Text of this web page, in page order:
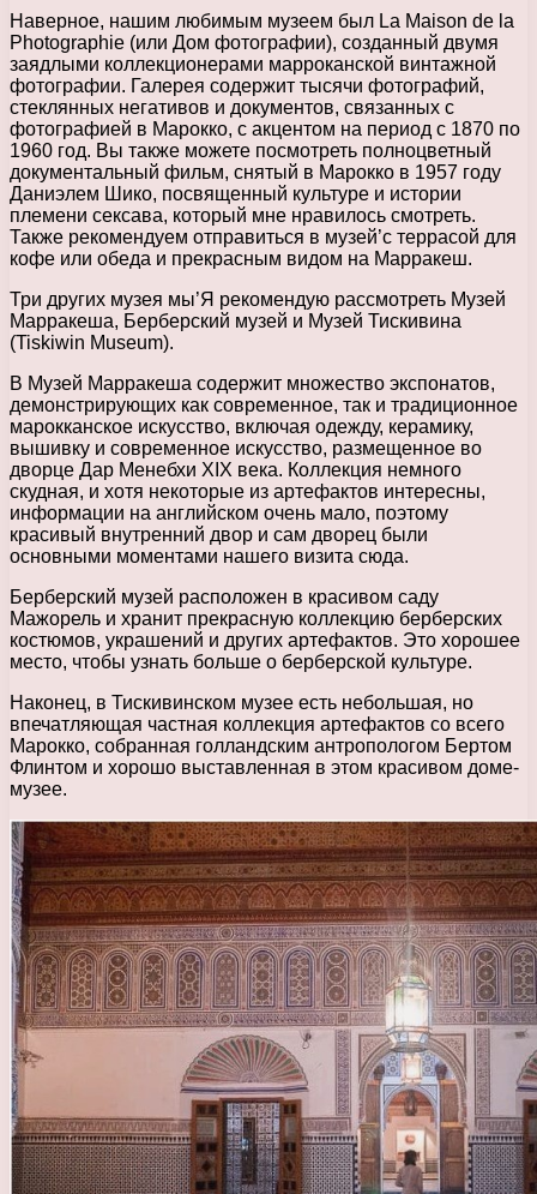
Наверное, нашим любимым музеем был La Maison de la
Photographie (или Дом фотографии), созданный двумя
заядлыми коллекционерами марроканской винтажной
фотографии. Галерея содержит тысячи фотографий,
стеклянных негативов и документов, связанных с
фотографией в Марокко, с акцентом на период с 1870 по
1960 год. Вы также можете посмотреть полноцветный
документальный фильм, снятый в Марокко в 1957 году
Даниэлем Шико, посвященный культуре и истории
племени сексава, который мне нравилось смотреть.
Также рекомендуем отправиться в музей’с террасой для
кофе или обеда и прекрасным видом на Марракеш.
Три других музея мы’Я рекомендую рассмотреть Музей
Марракеша, Берберский музей и Музей Тискивина
(Tiskiwin Museum).
В Музей Марракеша содержит множество экспонатов,
демонстрирующих как современное, так и традиционное
марокканское искусство, включая одежду, керамику,
вышивку и современное искусство, размещенное во
дворце Дар Менебхи XIX века. Коллекция немного
скудная, и хотя некоторые из артефактов интересны,
информации на английском очень мало, поэтому
красивый внутренний двор и сам дворец были
основными моментами нашего визита сюда.
Берберский музей расположен в красивом саду
Мажорель и хранит прекрасную коллекцию берберских
костюмов, украшений и других артефактов. Это хорошее
место, чтобы узнать больше о берберской культуре.
Наконец, в Тискивинском музее есть небольшая, но
впечатляющая частная коллекция артефактов со всего
Марокко, собранная голландским антропологом Бертом
Флинтом и хорошо выставленная в этом красивом доме-
музее.